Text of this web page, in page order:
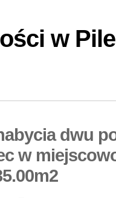
w Pile
dwu
w